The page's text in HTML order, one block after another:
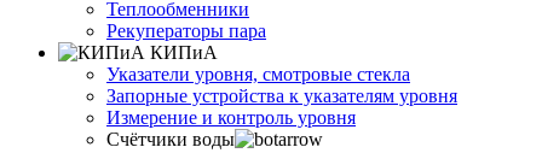
Теплообменники
Рекуператоры пара
КИПиА
Указатели уровня, смотровые стекла
Запорные устройства к указателям уровня
Измерение и контроль уровня
Счётчики воды